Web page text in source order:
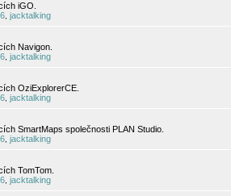
iGO.
jacktalking
Navigon.
jacktalking
OziExplorerCE.
jacktalking
SmartMaps společnosti PLAN Studio.
jacktalking
TomTom.
jacktalking